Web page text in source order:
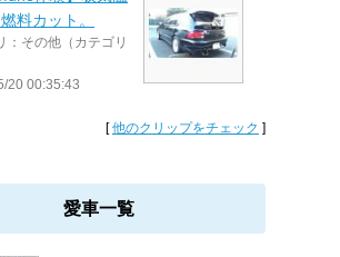
料カット。
：その他（カテゴリ
20 00:35:43
[他のクリップをチェック ]
愛車一覧